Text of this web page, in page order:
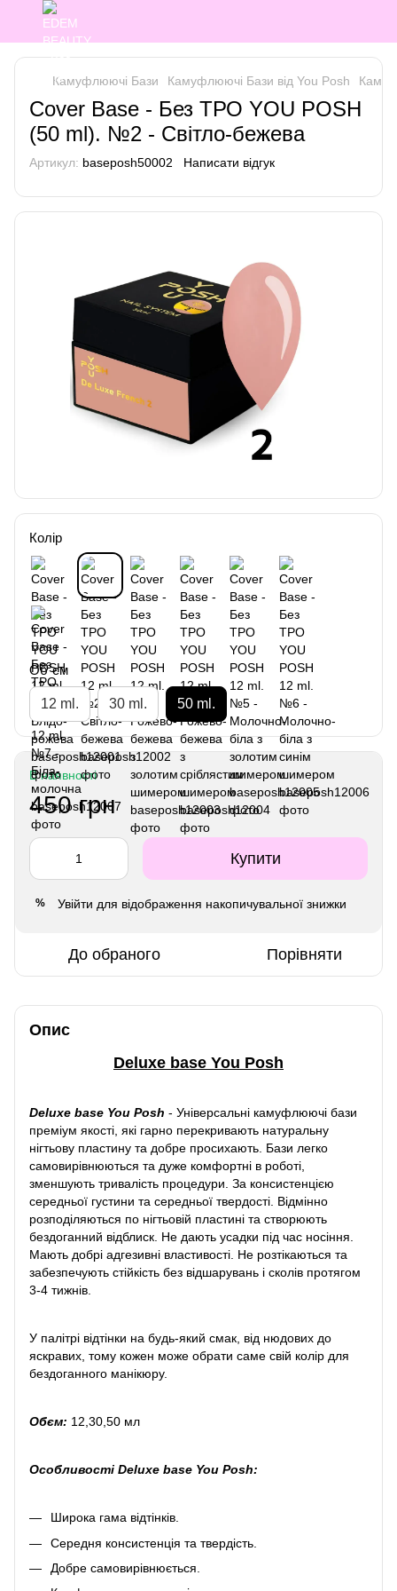
Камуфлюючі Бази Камуфлюючі Бази від You Posh
Cover Base - Без ТРО YOU POSH
(50 ml). №2 - Світло-бежева
Артикул: baseposh50002 Написати відгук
Колір
Об`єм
12 ml. 30 ml. 50 ml.
В наявності
450 грн
Купити
% Увійти для відображення накопичувальної знижки
До обраного Порівняти
Опис
Deluxe base You Posh
Deluxe base You Posh - Універсальні камуфлюючі бази
преміум якості, які гарно перекривають натуральну
нігтьову пластину та добре просихають. Бази легко
самовирівнюються та дуже комфортні в роботі,
зменшують тривалість процедури. За консистенцією
середньої густини та середньої твердості. Відмінно
розподіляються по нігтьовій пластині та створюють
бездоганний відблиск. Не дають усадки під час носіння.
Мають добрі адгезивні властивості. Не розтікаються та
забезпечують стійкість без відшарувань і сколів протягом
3-4 тижнів.
У палітрі відтінки на будь-який смак, від нюдових до
яскравих, тому кожен може обрати саме свій колір для
бездоганного манікюру.
Обєм: 12,30,50 мл
Особливості Deluxe base You Posh:
Широка гама відтінків.
Середня консистенція та твердість.
Добре самовирівнюється.